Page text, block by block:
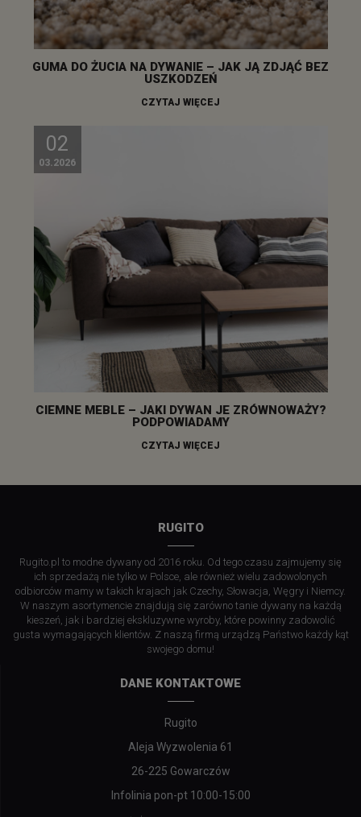
GUMA DO ŻUCIA NA DYWANIE – JAK JĄ ZDJĄĆ BEZ
USZKODZEŃ
CZYTAJ WIĘCEJ
02
03.2026
CIEMNE MEBLE – JAKI DYWAN JE ZRÓWNOWAŻY?
PODPOWIADAMY
CZYTAJ WIĘCEJ
RUGITO
Rugito.pl to modne dywany od 2016 roku. Od tego czasu zajmujemy się
ich sprzedażą nie tylko w Polsce, ale również wielu zadowolonych
odbiorców mamy w takich krajach jak Czechy, Słowacja, Węgry i Niemcy.
W naszym asortymencie znajdują się zarówno tanie dywany na każdą
kieszeń, jak i bardziej ekskluzywne wyroby, które powinny zadowolić
gusta wymagających klientów. Z naszą firmą urządzą Państwo każdy kąt
swojego domu!
DANE KONTAKTOWE
Rugito
Aleja Wyzwolenia 61
26-225 Gowarczów
Infolinia pon-pt 10:00-15:00